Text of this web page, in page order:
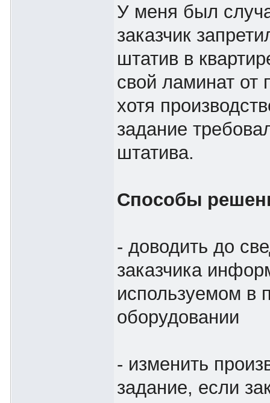
У меня был
заказчик
штатив в
свой ламинат от
хотя
задание
штатива.
Способы
- доводить до
заказчика
используемом в
оборудовании
- изменить
задание, если